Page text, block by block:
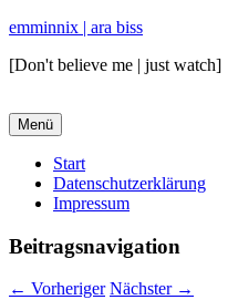
emminnix | ara biss
[Don't believe me | just watch]
Menü
Primäres
Menü
Start
Datenschutzerklärung
Impressum
Beitragsnavigation
← Vorheriger Nächster →